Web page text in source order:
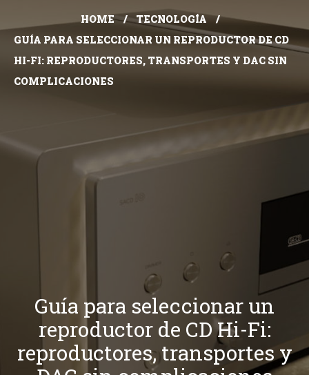
HOME
TECNOLOGÍA
GUÍA PARA SELECCIONAR UN REPRODUCTOR DE CD
HI-FI: REPRODUCTORES, TRANSPORTES Y DAC SIN
COMPLICACIONES
Guía para seleccionar un
reproductor de CD Hi-Fi:
reproductores, transportes y